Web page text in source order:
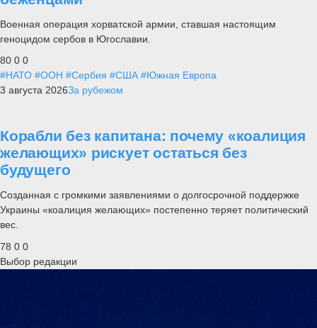
Военная операция хорватской армии, ставшая настоящим
геноцидом сербов в Югославии.
80 0 0
#НАТО #ООН #Сербия #США #Южная Европа
3 августа 2026За рубежом
Корабли без капитана: почему «коалиция
желающих» рискует остаться без
будущего
Созданная с громкими заявлениями о долгосрочной поддержке
Украины «коалиция желающих» постепенно теряет политический
вес.
78 0 0
Выбор редакции